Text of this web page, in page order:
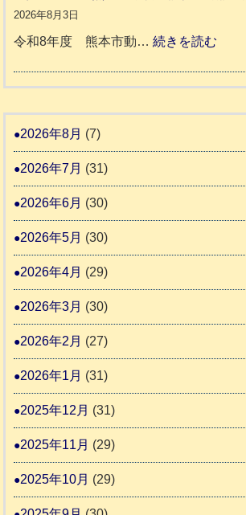
ホ
日
1
支
告
ッ
か
す
2026年8月3日
令和8年度 熊本市動…続きを読む
和
度
本
物
推
2026年8月 (7)
2026年7月 (31)
2026年6月 (30)
2026年5月 (30)
2026年4月 (29)
2026年3月 (30)
2026年2月 (27)
2026年1月 (31)
2025年12月 (31)
2025年11月 (29)
2025年10月 (29)